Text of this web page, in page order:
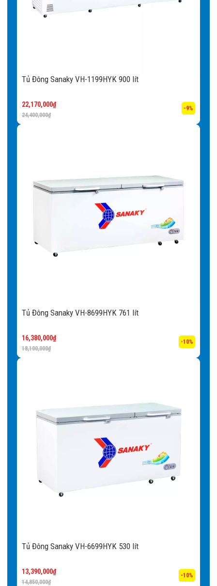
Tủ Đông Sanaky VH-1199HYK 900 lít
24,400,000₫
22,170,000₫
-9%
Tủ Đông Sanaky VH-8699HYK 761 lít
18,100,000₫
16,380,000₫
-10%
Tủ Đông Sanaky VH-6699HYK 530 lít
14,850,000₫
13,390,000₫
-10%